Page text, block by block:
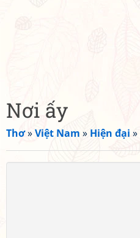
Nơi ấy
Thơ»Việt Nam » Hiện đại »